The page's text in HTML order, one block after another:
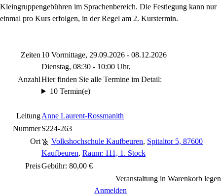
Kleingruppengebühren im Sprachenbereich. Die Festlegung kann nur
einmal pro Kurs erfolgen, in der Regel am 2. Kurstermin.
Zeiten 10 Vormittage, 29.09.2026 - 08.12.2026
Dienstag, 08:30 - 10:00 Uhr,
AnzahlHier finden Sie alle Termine im Detail:
10 Termin(e)
LeitungAnne Laurent-Rossmanith
NummerS224-263
Ort
Volkshochschule Kaufbeuren, Spitaltor 5, 87600
Kaufbeuren, Raum: 111, 1. Stock
PreisGebühr: 80,00 €
Veranstaltung in Warenkorb legen
Anmelden